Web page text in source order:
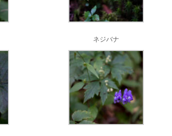
ネジバナ